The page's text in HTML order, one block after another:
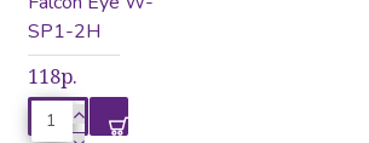
SP1-2H
118р.